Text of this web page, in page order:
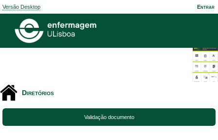
Versão Desktop Entrar
Diretórios
Validação documento